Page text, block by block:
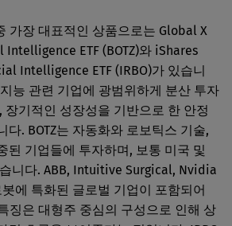
가장 대표적인 상품으로는 Global X
ETF (BOTZ)와 iShares
Intelligence ETF (IRBO)가 있습니
능 관련 기업에 광범위하게 분산 투자
장기적인 성장성을 기반으로 한 안정
다. BOTZ는 자동화와 로보틱스 기술,
된 기업들에 투자하며, 보통 미국 및
니다. ABB, Intuitive Surgical, Nvidia
에 특화된 글로벌 기업이 포함되어
징은 대형주 중심의 구성으로 인해 상